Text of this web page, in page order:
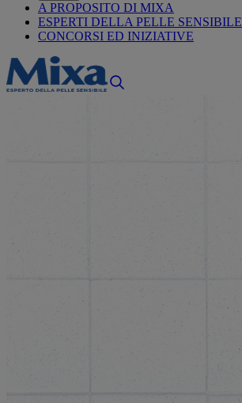
A PROPOSITO DI MIXA
ESPERTI DELLA PELLE SENSIBILE
CONCORSI ED INIZIATIVE